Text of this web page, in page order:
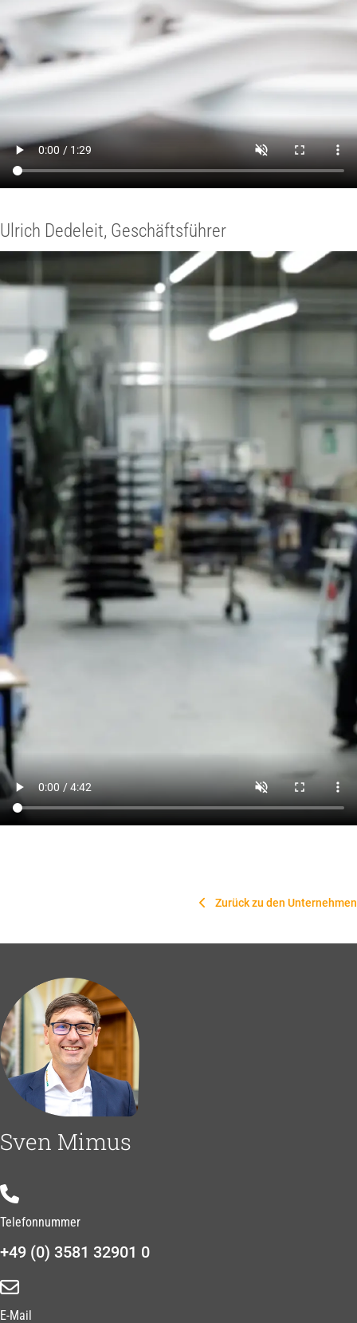
Ulrich Dedeleit, Geschäftsführer
Zurück zu den Unternehmen
Sven Mimus
Telefonnummer
+49 (0) 3581 32901 0
E-Mail